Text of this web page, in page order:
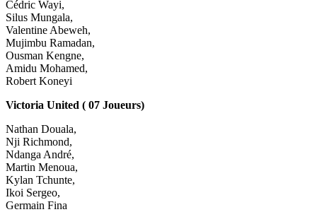
Cédric Wayi,
Silus Mungala,
Valentine Abeweh,
Mujimbu Ramadan,
Ousman Kengne,
Amidu Mohamed,
Robert Koneyi
Victoria United ( 07 Joueurs)
Nathan Douala,
Nji Richmond,
Ndanga André,
Martin Menoua,
Kylan Tchunte,
Ikoi Sergeo,
Germain Fina